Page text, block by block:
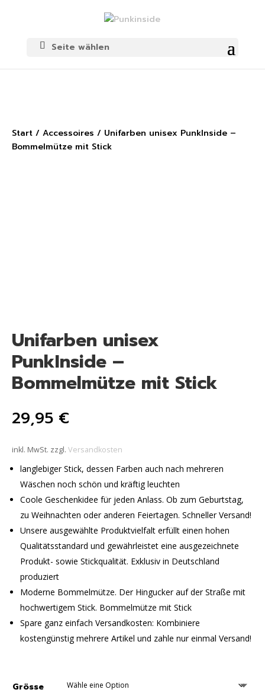
Seite wählen
Start / Accessoires / Unifarben unisex PunkInside –
Bommelmütze mit Stick
Unifarben unisex
PunkInside –
Bommelmütze mit Stick
29,95 €
inkl. MwSt. zzgl. Versandkosten
langlebiger Stick, dessen Farben auch nach mehreren
Wäschen noch schön und kräftig leuchten
Coole Geschenkidee für jeden Anlass. Ob zum Geburtstag,
zu Weihnachten oder anderen Feiertagen. Schneller Versand!
Unsere ausgewählte Produktvielfalt erfüllt einen hohen
Qualitätsstandard und gewährleistet eine ausgezeichnete
Produkt- sowie Stickqualität. Exklusiv in Deutschland
produziert
Moderne Bommelmütze. Der Hingucker auf der Straße mit
hochwertigem Stick. Bommelmütze mit Stick
Spare ganz einfach Versandkosten: Kombiniere
kostengünstig mehrere Artikel und zahle nur einmal Versand!
Grösse